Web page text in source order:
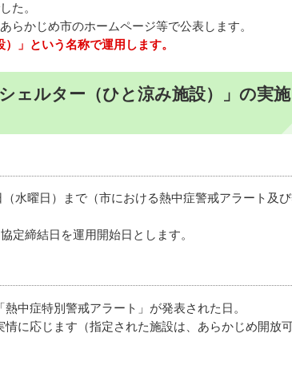
た。
らかじめ市のホームページ等で公表します。
」という名称で運用します。
ェルター（ひと涼み施設）」の実施
水曜日）まで（市における熱中症警戒アラート及
定締結日を運用開始日とします。
中症特別警戒アラート」が発表された日。
に応じます（指定された施設は、あらかじめ開放